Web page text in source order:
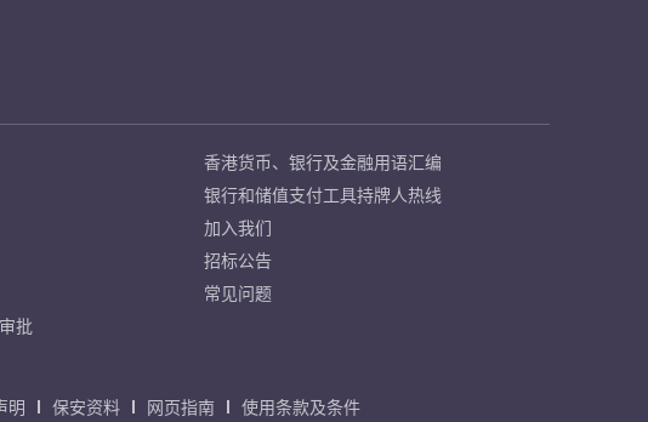
批
香港货币、银行及金融用语汇编
银行和储值支付工具持牌人热线
加入我们
招标公告
常见问题
明 保安资料 网页指南 使用条款及条件